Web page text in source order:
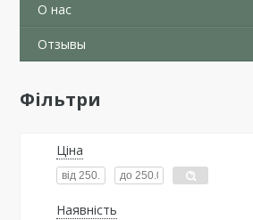
О нас
Отзывы
Фільтри
Ціна
Наявність